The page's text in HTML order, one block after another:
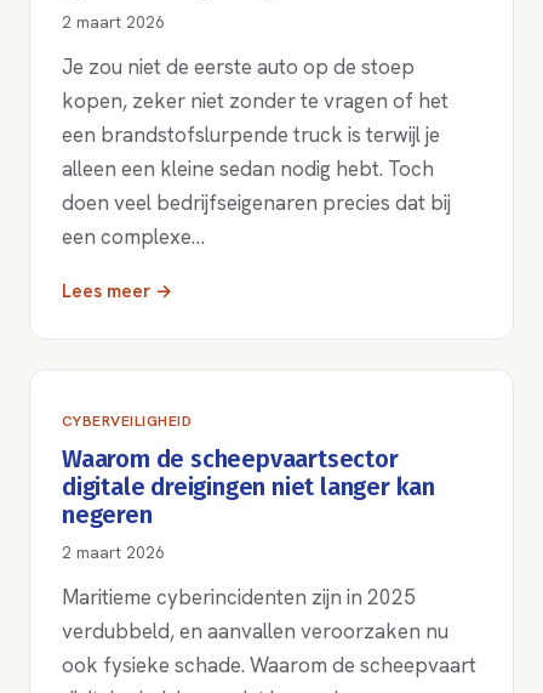
2 maart 2026
Je zou niet de eerste auto op de stoep
kopen, zeker niet zonder te vragen of het
een brandstofslurpende truck is terwijl je
alleen een kleine sedan nodig hebt. Toch
doen veel bedrijfseigenaren precies dat bij
een complexe…
Lees meer →
CYBERVEILIGHEID
Waarom de scheepvaartsector
digitale dreigingen niet langer kan
negeren
2 maart 2026
Maritieme cyberincidenten zijn in 2025
verdubbeld, en aanvallen veroorzaken nu
ook fysieke schade. Waarom de scheepvaart